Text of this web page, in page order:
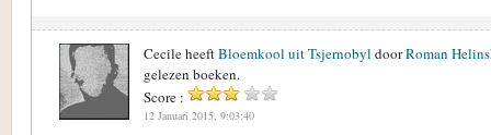
Cecile heeftBloemkool uit Tsjernobyl doorRoman
gelezen boeken.
Score :
12 Januari 2015, 9:03:40